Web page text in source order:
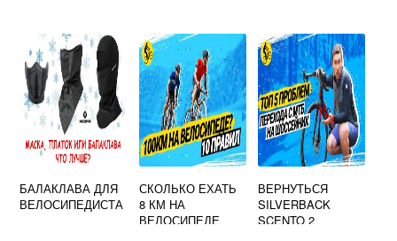
БАЛАКЛАВА ДЛЯ
ВЕЛОСИПЕДИСТА
СКОЛЬКО ЕХАТЬ
8 КМ НА
ВЕЛОСИПЕДЕ
ВЕРНУТЬСЯ
SILVERBACK
SCENTO 2